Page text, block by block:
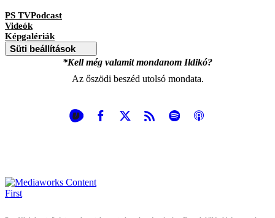
PS TVPodcast
Videók
Képgalériák
Süti beállítások
*Kell még valamit mondanom Ildikó?
Az őszödi beszéd utolsó mondata.